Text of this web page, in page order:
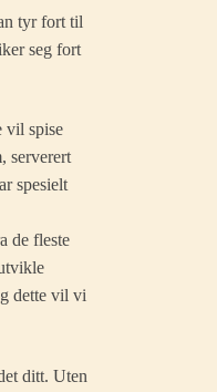
tyr fort til
seg fort
vil spise
serverert
spesielt
de fleste
dette vil vi
ditt. Uten